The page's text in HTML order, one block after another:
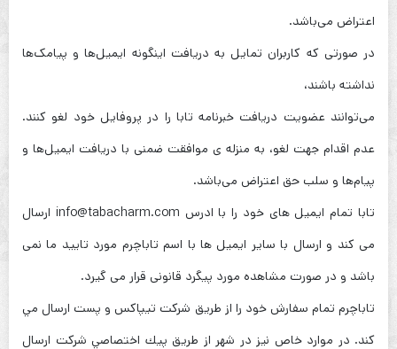
اعتراض می‌باشد.
در صورتی که کاربران تمایل به دریافت اینگونه ایمیل‌ها و پیامک‌ها
نداشته باشند،
می‌توانند عضویت دریافت خبرنامه تابا را در پروفایل خود لغو کنند.
عدم اقدام جهت لغو، به منزله ی موافقت ضمنی با دریافت ایمیل‌ها و
پیام‌ها و سلب حق اعتراض می‌باشد.
تابا تمام ایمیل های خود را با ادرس info@tabacharm.com ارسال
می کند و ارسال با سایر ایمیل ها با اسم تاباچرم مورد تایید ما نمی
باشد و در صورت مشاهده مورد پیگرد قانونی قرار می گیرد.
تاباچرم تمام سفارش خود را از طريق شركت تيپاكس و پست ارسال مي
كند. در موارد خاص نيز در شهر از طريق پيك اختصاصي شركت ارسال